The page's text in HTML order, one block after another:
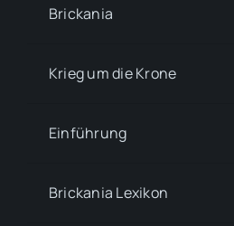
Brickania
Krieg um die Krone
Einführung
Brickania Lexikon